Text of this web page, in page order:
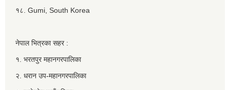
१८. Gumi, South Korea
नेपाल भित्रका सहर :
१. भरतपुर महानगरपालिका
२. धरान उप-महानगरपालिका